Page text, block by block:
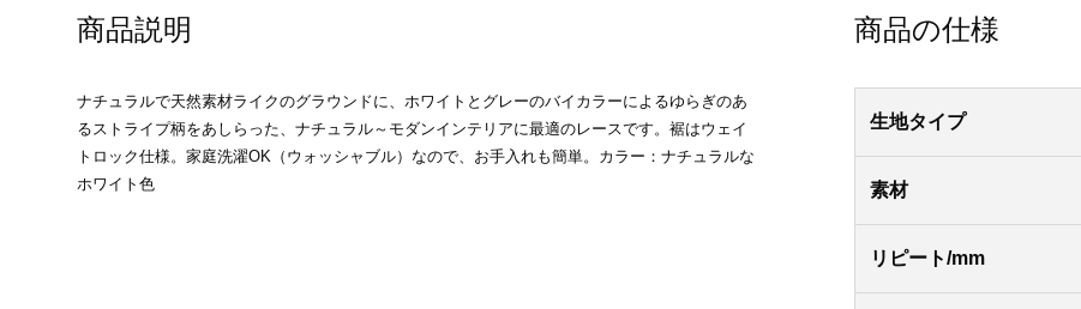
商品説明
ナチュラルで天然素材ライクのグラウンドに、ホワイトとグレーのバイカラーによるゆらぎのあ
るストライプ柄をあしらった、ナチュラル～モダンインテリアに最適のレースです。裾はウェイ
トロック仕様。家庭洗濯OK（ウォッシャブル）なので、お手入れも簡単。カラー：ナチュラルな
ホワイト色
商品の仕様
生地タイプ
素材
リピート/mm